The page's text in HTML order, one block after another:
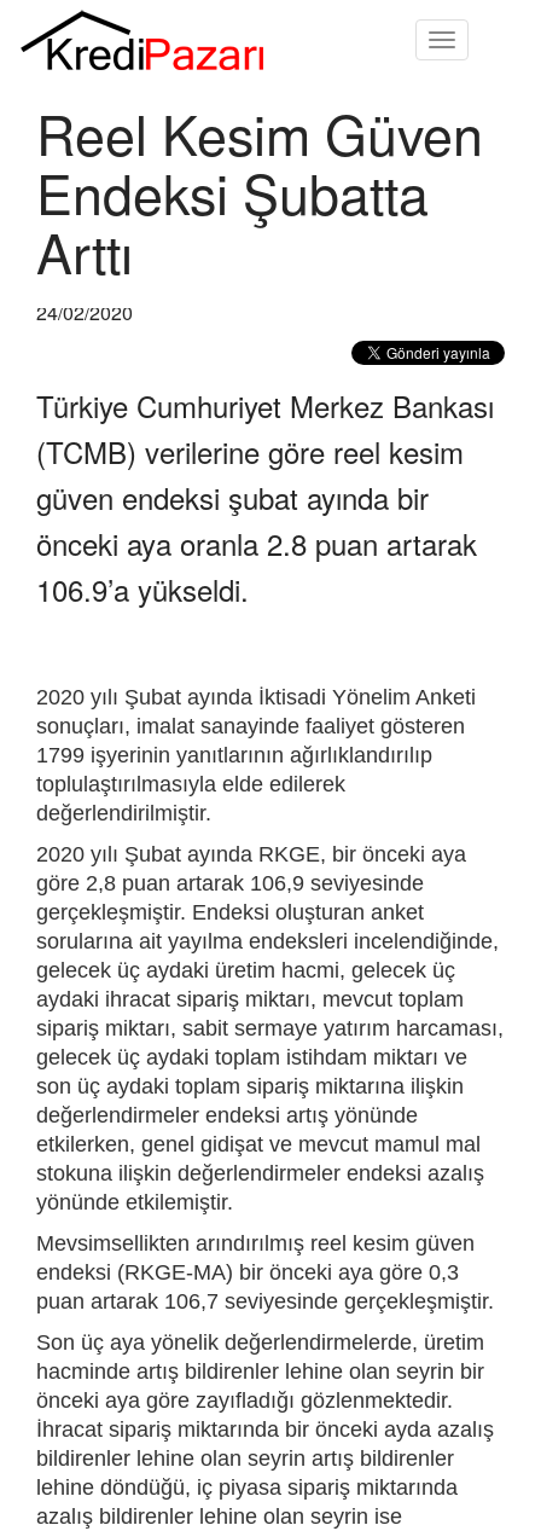
Toggle
Reel Kesim Güven
Endeksi Şubatta
Arttı
24/02/2020
Türkiye Cumhuriyet Merkez Bankası
(TCMB) verilerine göre reel kesim
güven endeksi şubat ayında bir
önceki aya oranla 2.8 puan artarak
106.9’a yükseldi.
2020 yılı Şubat ayında İktisadi Yönelim Anketi
sonuçları, imalat sanayinde faaliyet gösteren
1799 işyerinin yanıtlarının ağırlıklandırılıp
toplulaştırılmasıyla elde edilerek
değerlendirilmiştir.
2020 yılı Şubat ayında RKGE, bir önceki aya
göre 2,8 puan artarak 106,9 seviyesinde
gerçekleşmiştir. Endeksi oluşturan anket
sorularına ait yayılma endeksleri incelendiğinde,
gelecek üç aydaki üretim hacmi, gelecek üç
aydaki ihracat sipariş miktarı, mevcut toplam
sipariş miktarı, sabit sermaye yatırım harcaması,
gelecek üç aydaki toplam istihdam miktarı ve
son üç aydaki toplam sipariş miktarına ilişkin
değerlendirmeler endeksi artış yönünde
etkilerken, genel gidişat ve mevcut mamul mal
stokuna ilişkin değerlendirmeler endeksi azalış
yönünde etkilemiştir.
Mevsimsellikten arındırılmış reel kesim güven
endeksi (RKGE-MA) bir önceki aya göre 0,3
puan artarak 106,7 seviyesinde gerçekleşmiştir.
Son üç aya yönelik değerlendirmelerde, üretim
hacminde artış bildirenler lehine olan seyrin bir
önceki aya göre zayıfladığı gözlenmektedir.
İhracat sipariş miktarında bir önceki ayda azalış
bildirenler lehine olan seyrin artış bildirenler
lehine döndüğü, iç piyasa sipariş miktarında
azalış bildirenler lehine olan seyrin ise